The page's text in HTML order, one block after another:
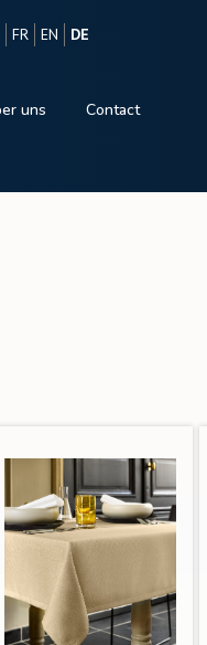
FR EN DE
uns Contact